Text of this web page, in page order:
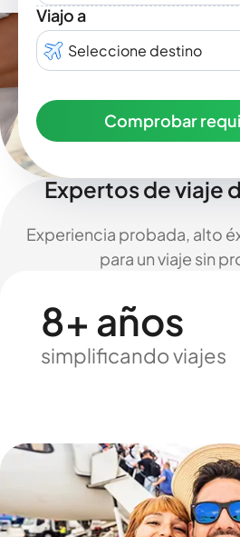
Viajo a
Seleccione destino
Comprobar
Expertos de viaje
Experiencia probada, alto
para un viaje sin
8+ años
simplificando viajes